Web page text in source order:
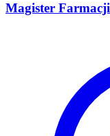
Magister Farmacji